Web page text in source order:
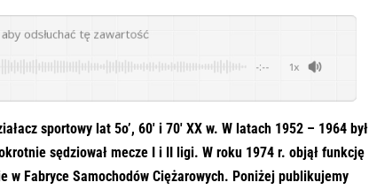
odsłuchać tę zawartość
-:-- 1x
sportowy lat 5o’, 60′ i 70′ XX w. W latach 1952 – 1964 był
sędziował mecze I i II ligi. W roku 1974 r. objął funkcję
w Fabryce Samochodów Ciężarowych. Poniżej publikujemy